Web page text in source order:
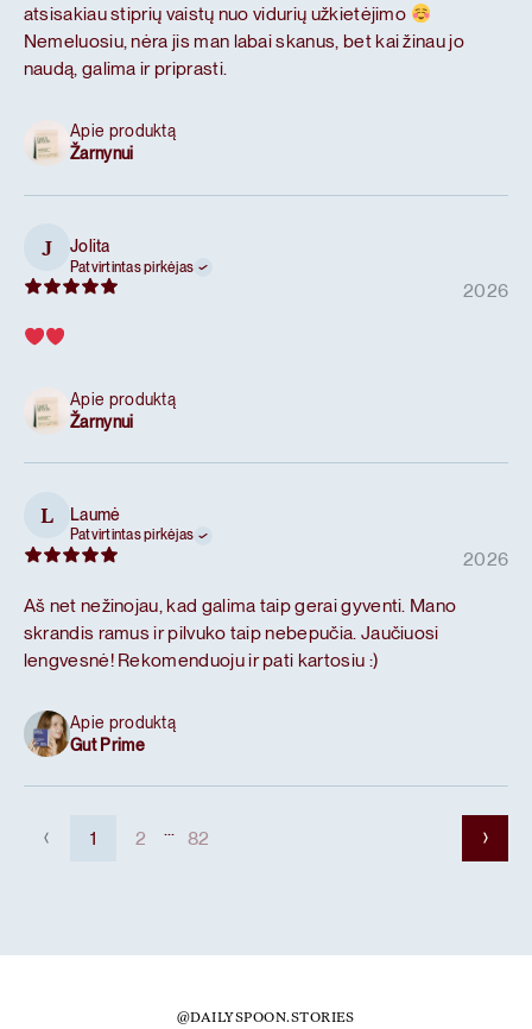
atsisakiau stiprių vaistų nuo vidurių užkietėjimo
Nemeluosiu, nėra jis man labai skanus, bet kai žinau jo
naudą, galima ir priprasti.
Apie produktą
Žarnynui
J Jolita
Patvirtintas pirkėjas
2026
Apie produktą
Žarnynui
L Laumė
Patvirtintas pirkėjas
2026
Aš net nežinojau, kad galima taip gerai gyventi. Mano
skrandis ramus ir pilvuko taip nebepučia. Jaučiuosi
lengvesnė! Rekomenduoju ir pati kartosiu :)
Apie produktą
Gut Prime
1 2 82
@DAILYSPOON.STORIES